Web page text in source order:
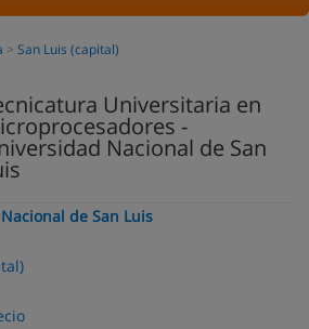
San Luis (capital)
Universitaria en
-
Nacional de San
de San Luis